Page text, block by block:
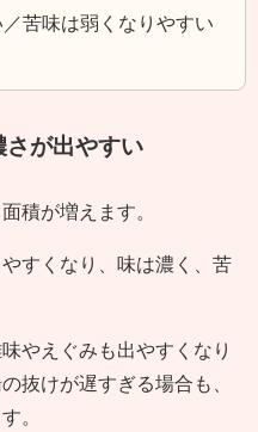
苦味は弱くなりやすい
さが出やすい
積が増えます。
すくなり、味は濃く、苦
やえぐみも出やすくなり
抜けが遅すぎる場合も、
。